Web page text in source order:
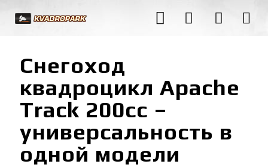
Снегоход
квадроцикл Apache
Track 200cc –
универсальность в
одной модели